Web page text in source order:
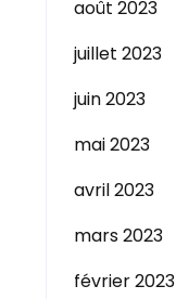
août 2023
juillet 2023
juin 2023
mai 2023
avril 2023
mars 2023
février 2023